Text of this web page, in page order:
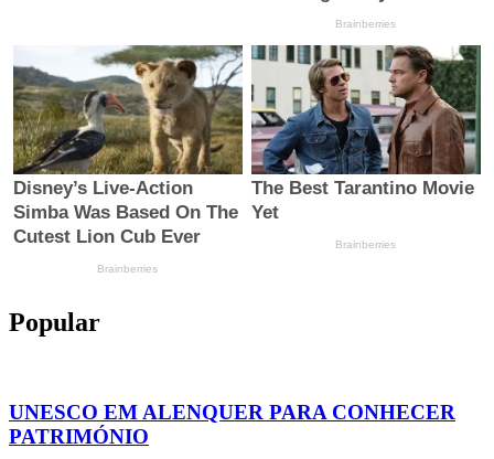
Popular
UNESCO EM ALENQUER PARA CONHECER
PATRIMÓNIO